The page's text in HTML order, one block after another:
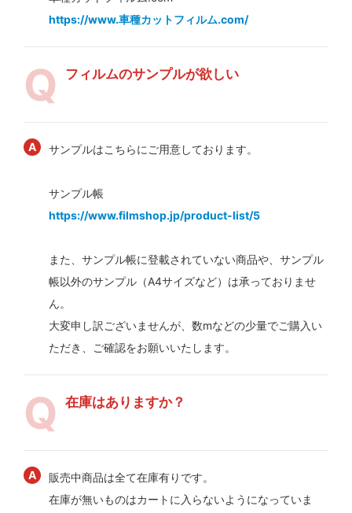
https://www.車種カットフィルム.com/
フィルムのサンプルが欲しい
サンプルはこちらにご用意しております。
サンプル帳
https://www.filmshop.jp/product-list/5
また、サンプル帳に登載されていない商品や、サンプル
帳以外のサンプル（A4サイズなど）は承っておりませ
ん。
大変申し訳ございませんが、数mなどの少量でご購入い
ただき、ご確認をお願いいたします。
在庫はありますか？
販売中商品は全て在庫有りです。
在庫が無いものはカートに入らないようになっていま